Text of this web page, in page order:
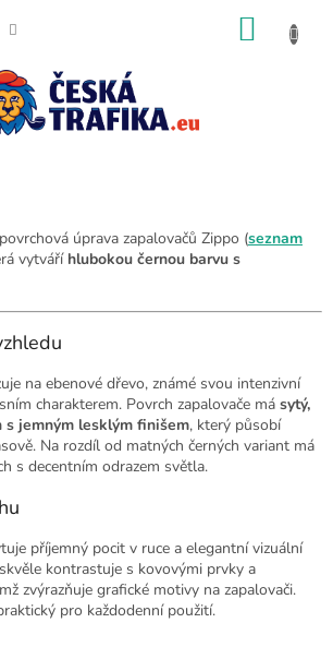
úprava zapalovačů Zippo (seznam
vytváří hlubokou černou barvu s
na ebenové dřevo, známé svou intenzivní
charakterem. Povrch zapalovače má sytý,
s jemným lesklým finišem, který působí
Na rozdíl od matných černých variant má
s decentním odrazem světla.
příjemný pocit v ruce a elegantní vizuální
kontrastuje s kovovými prvky a
zvýrazňuje grafické motivy na zapalovači.
pro každodenní použití.